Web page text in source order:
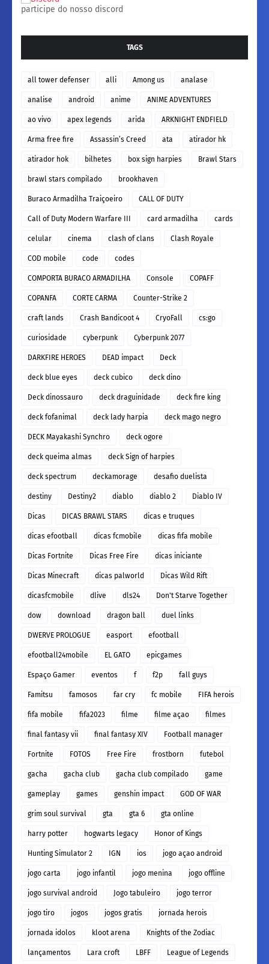
participe do nosso discord
TAGS
all tower defenser alli Among us analase
analise android anime ANIME ADVENTURES
ao vivo apex legends arida ARKNIGHT ENDFIELD
Arma free fire Assassin’s Creed ata atirador hk
atirador hok bilhetes box sign harpies Brawl Stars
brawl stars compilado brookhaven
Buraco Armadilha Traiçoeiro CALL OF DUTY
Call of Duty Modern Warfare III card armadilha cards
celular cinema clash of clans Clash Royale
COD mobile code codes
COMPORTA BURACO ARMADILHA Console COPAFF
COPANFA CORTE CARMA Counter-Strike 2
craft lands Crash Bandicoot 4 CryoFall cs:go
curiosidade cyberpunk Cyberpunk 2077
DARKFIRE HEROES DEAD impact Deck
deck blue eyes deck cubico deck dino
Deck dinossauro deck draguinidade deck fire king
deck fofanimal deck lady harpia deck mago negro
DECK Mayakashi Synchro deck ogore
deck queima almas deck Sign of harpies
deck spectrum deckamorage desafio duelista
destiny Destiny2 diablo diablo 2 Diablo IV
Dicas DICAS BRAWL STARS dicas e truques
dicas efootball dicas fcmobile dicas fifa mobile
Dicas Fortnite Dicas Free Fire dicas iniciante
Dicas Minecraft dicas palworld Dicas Wild Rift
dicasfcmobile dlive dls24 Don't Starve Together
dow download dragon ball duel links
DWERVE PROLOGUE easport efootball
efootball24mobile EL GATO epicgames
Espaço Gamer eventos f f2p fall guys
Famitsu famosos far cry fc mobile FIFA herois
fifa mobile fifa2023 filme filme açao filmes
final fantasy vii final fantasy XIV Football manager
Fortnite FOTOS Free Fire frostborn futebol
gacha gacha club gacha club compilado game
gameplay games genshin impact GOD OF WAR
grim soul survival gta gta 6 gta online
harry potter hogwarts legacy Honor of Kings
Hunting Simulator 2 IGN ios jogo açao android
jogo carta jogo infantil jogo menina jogo offline
jogo survival android Jogo tabuleiro jogo terror
jogo tiro jogos jogos gratis jornada herois
jornada idolos kloot arena Knights of the Zodiac
lançamentos Lara croft LBFF League of Legends